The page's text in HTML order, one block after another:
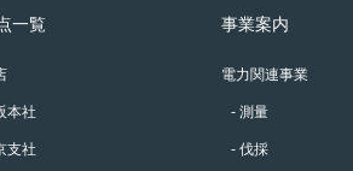
一覧
本社
支社
事業案内
電力関連事業
測量
伐採